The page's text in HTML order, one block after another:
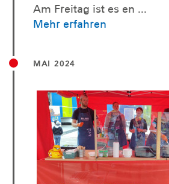
Am Freitag ist es en ...
Mehr erfahren
MAI 2024